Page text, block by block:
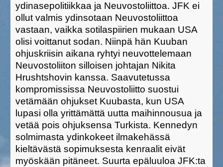
ydinasepolitiikkaa ja Neuvostoliittoa. JFK ei
ollut valmis ydinsotaan Neuvostoliittoa
vastaan, vaikka sotilaspiirien mukaan USA
olisi voittanut sodan. Niinpä hän Kuuban
ohjuskriisin aikana ryhtyi neuvottelemaan
Neuvostoliiton silloisen johtajan Nikita
Hrushtshovin kanssa. Saavutetussa
kompromississa Neuvostoliitto suostui
vetämään ohjukset Kuubasta, kun USA
lupasi olla yrittämättä uutta maihinnousua ja
vetää pois ohjuksensa Turkista. Kennedyn
solmimasta ydinkokeet ilmakehässä
kieltävästä sopimuksesta kenraalit eivät
myöskään pitäneet. Suurta epäluuloa JFK:ta